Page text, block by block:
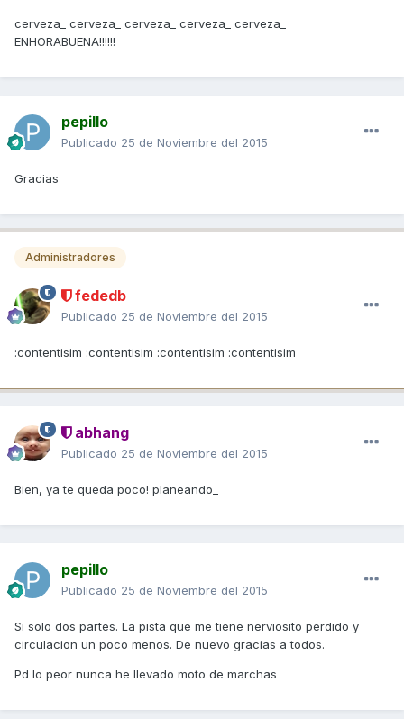
cerveza_ cerveza_ cerveza_ cerveza_ cerveza_
ENHORABUENA!!!!!!
pepillo
Publicado 25 de Noviembre del 2015
Gracias
Administradores
fededb
Publicado 25 de Noviembre del 2015
:contentisim :contentisim :contentisim :contentisim
abhang
Publicado 25 de Noviembre del 2015
Bien, ya te queda poco! planeando_
pepillo
Publicado 25 de Noviembre del 2015
Si solo dos partes. La pista que me tiene nerviosito perdido y
circulacion un poco menos. De nuevo gracias a todos.
Pd lo peor nunca he llevado moto de marchas